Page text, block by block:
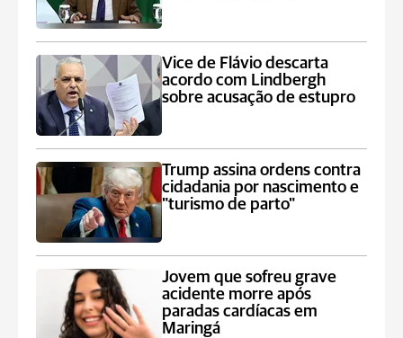
Vice de Flávio descarta
acordo com Lindbergh
sobre acusação de estupro
Trump assina ordens contra
cidadania por nascimento e
"turismo de parto"
Jovem que sofreu grave
acidente morre após
paradas cardíacas em
Maringá